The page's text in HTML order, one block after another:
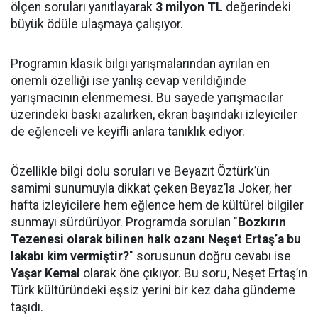
ölçen soruları yanıtlayarak 3 milyon TL değerindeki
büyük ödüle ulaşmaya çalışıyor.
Programın klasik bilgi yarışmalarından ayrılan en
önemli özelliği ise yanlış cevap verildiğinde
yarışmacının elenmemesi. Bu sayede yarışmacılar
üzerindeki baskı azalırken, ekran başındaki izleyiciler
de eğlenceli ve keyifli anlara tanıklık ediyor.
Özellikle bilgi dolu soruları ve Beyazıt Öztürk’ün
samimi sunumuyla dikkat çeken Beyaz’la Joker, her
hafta izleyicilere hem eğlence hem de kültürel bilgiler
sunmayı sürdürüyor. Programda sorulan " Bozkırın
Tezenesi olarak bilinen halk ozanı Neşet Ertaş’a bu
lakabı kim vermiştir?" sorusunun doğru cevabı ise
Yaşar Kemal olarak öne çıkıyor. Bu soru, Neşet Ertaş’ın
Türk kültüründeki eşsiz yerini bir kez daha gündeme
taşıdı.